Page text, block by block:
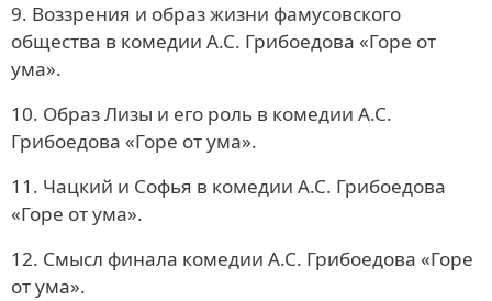
9. Воззрения и образ жизни фамусовского
общества в комедии А.С. Грибоедова «Горе от
ума».
10. Образ Лизы и его роль в комедии А.С.
Грибоедова «Горе от ума».
11. Чацкий и Софья в комедии А.С. Грибоедова
«Горе от ума».
12. Смысл финала комедии А.С. Грибоедова «Горе
от ума».